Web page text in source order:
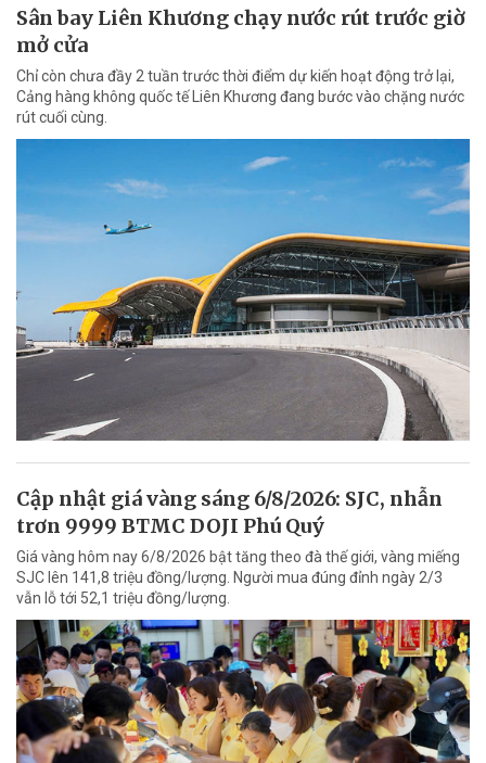
Sân bay Liên Khương chạy nước rút trước giờ
mở cửa
Chỉ còn chưa đầy 2 tuần trước thời điểm dự kiến hoạt động trở lại,
Cảng hàng không quốc tế Liên Khương đang bước vào chặng nước
rút cuối cùng.
Cập nhật giá vàng sáng 6/8/2026: SJC, nhẫn
trơn 9999 BTMC DOJI Phú Quý
Giá vàng hôm nay 6/8/2026 bật tăng theo đà thế giới, vàng miếng
SJC lên 141,8 triệu đồng/lượng. Người mua đúng đỉnh ngày 2/3
vẫn lỗ tới 52,1 triệu đồng/lượng.